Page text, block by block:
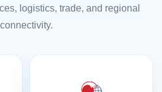
logistics, trade, and regional
connectivity.